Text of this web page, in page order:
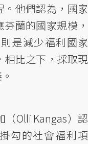
他們認為，國家
蘭的國家規模，
是減少福利國家
相比之下，採取現
Olli Kangas）認
勾的社會福利項